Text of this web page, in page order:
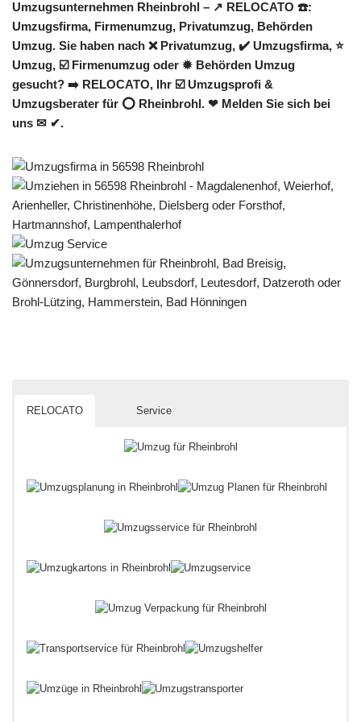
Umzugsunternehmen Rheinbrohl – ↗️ RELOCATO ☎️:
Umzugsfirma, Firmenumzug, Privatumzug, Behörden
Umzug. Sie haben nach ❌ Privatumzug, ✔️ Umzugsfirma, ⭐
Umzug, ☑️ Firmenumzug oder ✹ Behörden Umzug
gesucht? ➡️ RELOCATO, Ihr ☑️ Umzugsprofi &
Umzugsberater für ⭕ Rheinbrohl. ❤ Melden Sie sich bei
uns ✉ ✔.
RELOCATO Service